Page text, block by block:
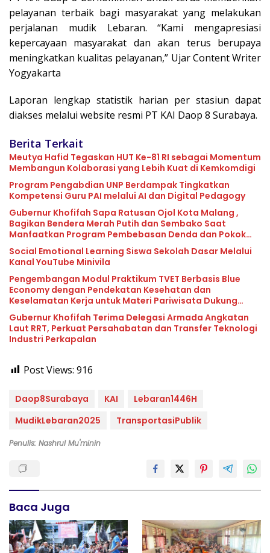
pelayanan terbaik bagi masyarakat yang melakukan
perjalanan mudik Lebaran. “Kami mengapresiasi
kepercayaan masyarakat dan akan terus berupaya
meningkatkan kualitas pelayanan,” Ujar Content Writer
Yogyakarta
Laporan lengkap statistik harian per stasiun dapat
diakses melalui website resmi PT KAI Daop 8 Surabaya.
Berita Terkait
Meutya Hafid Tegaskan HUT Ke-81 RI sebagai Momentum
Membangun Kolaborasi yang Lebih Kuat di Kemkomdigi
Program Pengabdian UNP Berdampak Tingkatkan
Kompetensi Guru PAI melalui AI dan Digital Pedagogy
Gubernur Khofifah Sapa Ratusan Ojol Kota Malang ,
Bagikan Bendera Merah Putih dan Sembako Saat
Manfaatkan Program Pembebasan Denda dan Pokok
Tunggakan PKB
Social Emotional Learning Siswa Sekolah Dasar Melalui
Kanal YouTube Minivila
Pengembangan Modul Praktikum TVET Berbasis Blue
Economy dengan Pendekatan Kesehatan dan
Keselamatan Kerja untuk Materi Pariwisata Dukung
Pencapaian SDGs
Gubernur Khofifah Terima Delegasi Armada Angkatan
Laut RRT, Perkuat Persahabatan dan Transfer Teknologi
Industri Perkapalan
Post Views: 916
Daop8Surabaya KAI
Lebaran1446H
MudikLebaran2025
TransportasiPublik
Penulis: Nashrul Mu'minin
Baca Juga